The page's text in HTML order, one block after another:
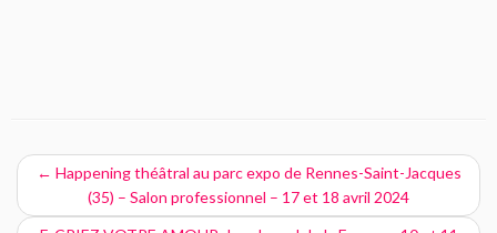
← Happening théâtral au parc expo de Rennes-Saint-Jacques
(35) – Salon professionnel – 17 et 18 avril 2024